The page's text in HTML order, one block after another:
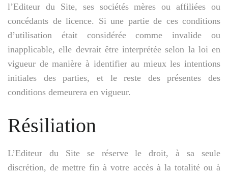
l’Editeur du Site, ses sociétés mères ou affiliées ou
concédants de licence. Si une partie de ces conditions
d’utilisation était considérée comme invalide ou
inapplicable, elle devrait être interprétée selon la loi en
vigueur de manière à identifier au mieux les intentions
initiales des parties, et le reste des présentes des
conditions demeurera en vigueur.
Résiliation
L’Editeur du Site se réserve le droit, à sa seule
discrétion, de mettre fin à votre accès à la totalité ou à